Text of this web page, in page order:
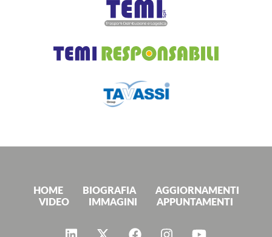
HOME BIOGRAFIA
AGGIORNAMENTI
VIDEO
IMMAGINI APPUNTAMENTI